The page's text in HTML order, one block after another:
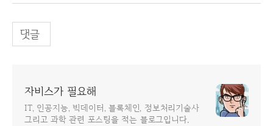
댓글
자비스가 필요해
IT, 인공지능, 빅데이터, 블록체인, 정보처리기술사
그리고 과학 관련 포스팅을 적는 블로그입니다.